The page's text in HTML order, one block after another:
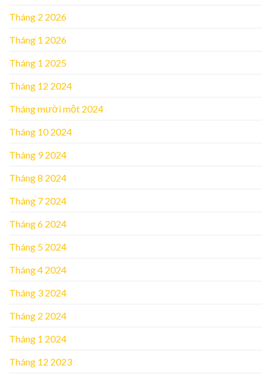
Tháng 2 2026
Tháng 1 2026
Tháng 1 2025
Tháng 12 2024
Tháng mười một 2024
Tháng 10 2024
Tháng 9 2024
Tháng 8 2024
Tháng 7 2024
Tháng 6 2024
Tháng 5 2024
Tháng 4 2024
Tháng 3 2024
Tháng 2 2024
Tháng 1 2024
Tháng 12 2023